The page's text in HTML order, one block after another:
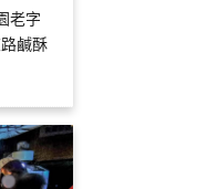
老字
鹹酥